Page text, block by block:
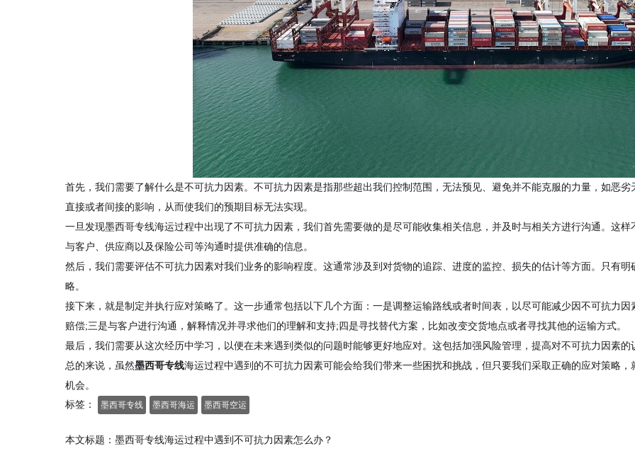
首先，我们需要了解什么是不可抗力因素。不可抗力因素是指那些超出我们控制范围，无法预见、避免并不能克服的力量，如恶
直接或者间接的影响，从而使我们的预期目标无法实现。
一旦发现墨西哥专线海运过程中出现了不可抗力因素，我们首先需要做的是尽可能收集相关信息，并及时与相关方进行沟通。这
与客户、供应商以及保险公司等沟通时提供准确的信息。
然后，我们需要评估不可抗力因素对我们业务的影响程度。这通常涉及到对货物的追踪、进度的监控、损失的估计等方面。只有
略。
接下来，就是制定并执行应对策略了。这一步通常包括以下几个方面：一是调整运输路线或者时间表，以尽可能减少因不可抗力
赔偿;三是与客户进行沟通，解释情况并寻求他们的理解和支持;四是寻找替代方案，比如改变交货地点或者寻找其他的运输方式。
最后，我们需要从这次经历中学习，以便在未来遇到类似的问题时能够更好地应对。这包括加强风险管理，提高对不可抗力因素
总的来说，虽然墨西哥专线海运过程中遇到的不可抗力因素可能会给我们带来一些困扰和挑战，但只要我们采取正确的应对策略
机会。
标签：
墨西哥专线 墨西哥海运 墨西哥空运
本文标题：墨西哥专线海运过程中遇到不可抗力因素怎么办？